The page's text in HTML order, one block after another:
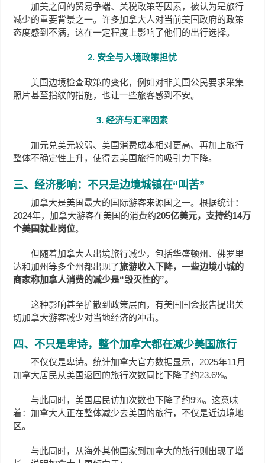
加美之间的贸易争端、关税政策等因素，被认为是旅行
减少的重要背景之一。许多加拿大人对当前美国政府的政策
态度感到不满，这在一定程度上影响了他们的出行选择。
2. 安全与入境政策担忧
美国边境检查政策的变化，例如对非美国公民要求采集
照片甚至指纹的措施，也让一些旅客感到不安。
3. 经济与汇率因素
加元兑美元较弱、美国消费成本相对更高、再加上旅行
整体不确定性上升，使得去美国旅行的吸引力下降。
三、经济影响：不只是边境城镇在“叫苦”
加拿大是美国最大的国际游客来源国之一。根据统计：
2024年，加拿大游客在美国的消费约205亿美元，支持约14万
个美国就业岗位。
但随着加拿大人出境旅行减少，包括华盛顿州、佛罗里
达和加州等多个州都出现了旅游收入下降，一些边境小城的
商家称加拿⼈消费的减少是“毁灭性的”。
这种影响甚至扩散到政策层面，有美国国会报告提出关
切加拿大游客减少对当地经济的冲击。
四、不只是卑诗，整个加拿大都在减少美国旅行
不仅仅是卑诗。统计加拿大官方数据显示，2025年11月
加拿大居民从美国返回的旅行次数同比下降了约23.6%。
与此同时，美国居民访加次数也下降了约9%。这意味
着：加拿大人正在整体减少去美国的旅行，不仅是近边境地
区。
与此同时，从海外其他国家到加拿大的旅行则出现了增